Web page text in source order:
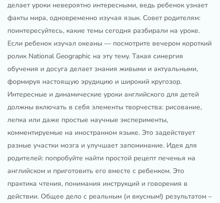
делает уроки невероятно интересными, ведь ребенок узнает
факты мира, одновременно изучая язык. Совет родителям:
поинтересуйтесь, какие темы сегодня разбирали на уроке.
Если ребенок изучал океаны — посмотрите вечером короткий
ролик National Geographic на эту тему. Такая синергия
обучения и досуга делает знания живыми и актуальными,
формируя настоящую эрудицию и широкий кругозор.
Интересные и динамические уроки английского для детей
должны включать в себя элементы творчества: рисование,
лепка или даже простые научные эксперименты,
комментируемые на иностранном языке. Это задействует
разные участки мозга и улучшает запоминание. Идея для
родителей: попробуйте найти простой рецепт печенья на
английском и приготовить его вместе с ребенком. Это
практика чтения, понимания инструкций и говорения в
действии. Общее дело с реальным (и вкусным!) результатом –